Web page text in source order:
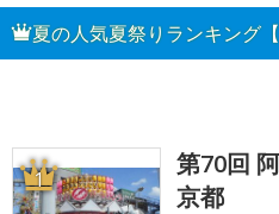
夏の人気夏祭りランキング
1
第70回
京都